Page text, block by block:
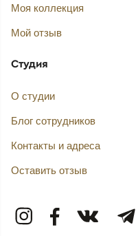
Моя коллекция
Мой отзыв
Студия
О студии
Блог сотрудников
Контакты и адреса
Оставить отзыв